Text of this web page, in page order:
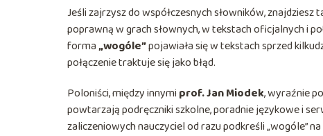
Jeśli zajrzysz do współczesnych słowników, znajdziesz
poprawną w grach słownych, w tekstach oficjalnych i
forma„wogóle”pojawiała się w tekstach sprzed
połączenie traktuje się jako błąd.
Poloniści, między innymi prof. Jan Miodek, wyraźnie
powtarzają podręczniki szkolne, poradnie językowe i
zaliczeniowych nauczyciel od razu podkreśli „wogóle”